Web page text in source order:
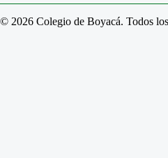
© 2026 Colegio de Boyacá. Todos